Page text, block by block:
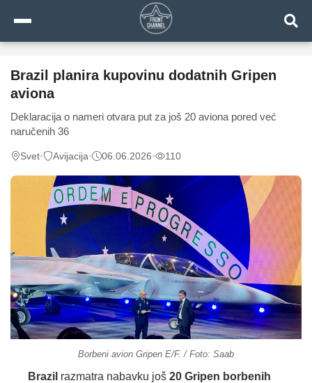
Brazil planira kupovinu dodatnih Gripen
aviona
Deklaracija o nameri otvara put za još 20 aviona pored već
naručenih 36
Svet• Avijacija• 06.06.2026• 110
0
Borbeni avion Gripen E/F. / Foto: Saab
Brazil razmatra nabavku još 20 Gripen borbenih